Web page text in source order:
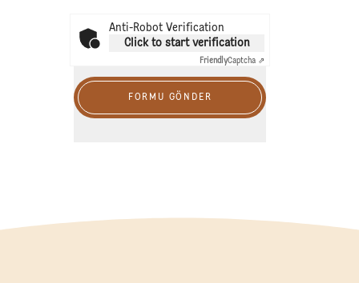
Anti-Robot Verification
Click to start verification
FriendlyCaptcha ⇗
FORMU GÖNDER